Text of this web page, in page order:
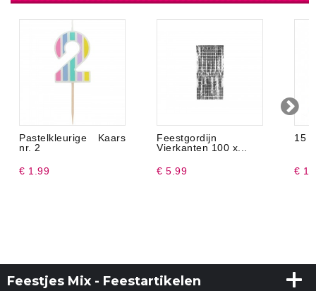
Pastelkleurige Kaars
nr. 2
€ 1.99
Feestgordijn
Vierkanten 100 x...
€ 5.99
15
€
Feestjes Mix - Feestartikelen